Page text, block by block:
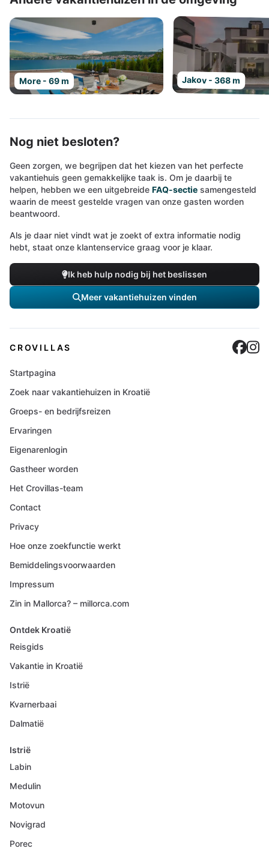
More - 69 m Jakov - 368 m
Nog niet besloten?
Geen zorgen, we begrijpen dat het kiezen van het perfecte
vakantiehuis geen gemakkelijke taak is. Om je daarbij te
helpen, hebben we een uitgebreide FAQ-sectie samengesteld
waarin de meest gestelde vragen van onze gasten worden
beantwoord.
Als je daar niet vindt wat je zoekt of extra informatie nodig
hebt, staat onze klantenservice graag voor je klaar.
Ik heb hulp nodig bij het beslissen
Meer vakantiehuizen vinden
CROVILLAS
Startpagina
Zoek naar vakantiehuizen in Kroatië
Groeps- en bedrijfsreizen
Ervaringen
Eigenarenlogin
Gastheer worden
Het Crovillas-team
Contact
Privacy
Hoe onze zoekfunctie werkt
Bemiddelingsvoorwaarden
Impressum
Zin in Mallorca? – millorca.com
Ontdek Kroatië
Reisgids
Vakantie in Kroatië
Istrië
Kvarnerbaai
Dalmatië
Istrië
Labin
Medulin
Motovun
Novigrad
Porec